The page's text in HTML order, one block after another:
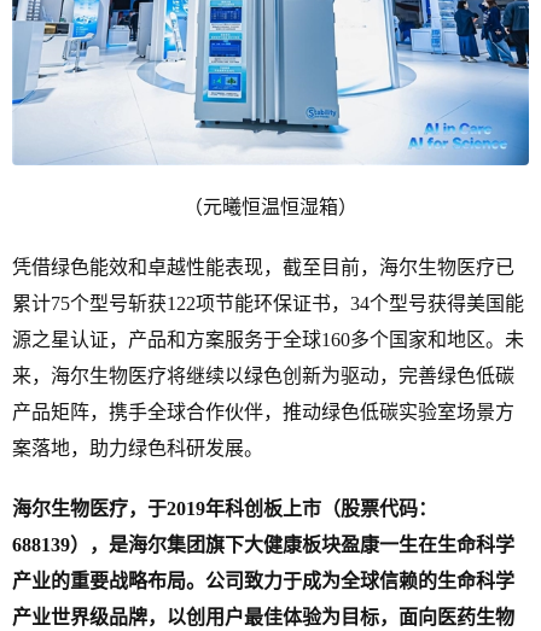
（元曦恒温恒湿箱）
凭借绿色能效和卓越性能表现，截至目前，海尔生物医疗已
累计75个型号斩获122项节能环保证书，34个型号获得美国能
源之星认证，产品和方案服务于全球160多个国家和地区。未
来，海尔生物医疗将继续以绿色创新为驱动，完善绿色低碳
产品矩阵，携手全球合作伙伴，推动绿色低碳实验室场景方
案落地，助力绿色科研发展。
海尔生物医疗，于2019年科创板上市（股票代码：
688139），是海尔集团旗下大健康板块盈康一生在生命科学
产业的重要战略布局。公司致力于成为全球信赖的生命科学
产业世界级品牌，以创用户最佳体验为目标，面向医药生物